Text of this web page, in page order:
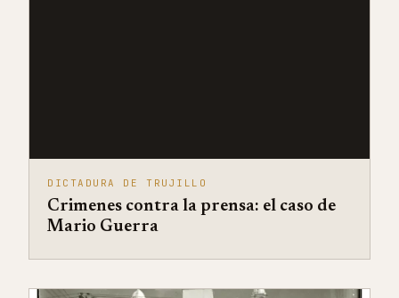
DICTADURA DE TRUJILLO
Crimenes contra la prensa: el caso de
Mario Guerra